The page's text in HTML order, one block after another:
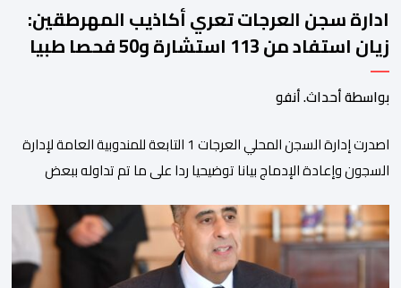
ادارة سجن العرجات تعري أكاذيب المهرطقين:
زيان استفاد من 113 استشارة و50 فحصا طبيا
بواسطة أحداث. أنفو
اصدرت إدارة السجن المحلي العرجات 1 التابعة للمندوبية العامة لإدارة
السجون وإعادة الإدماج بيانا توضيحيا ردا على ما تم تداوله ببعض
زيان، المعتقل بالمؤسسة ذاتها، وذلك لتنوير الرأي العام بالحقائق
والمعطيات الدقيقة.واوضحت إدارة المؤسسة السجنية أن المعني
بالأمر يستفيد منذ إيداعه من تتبع طبي منتظم ومستمر وفقا […]